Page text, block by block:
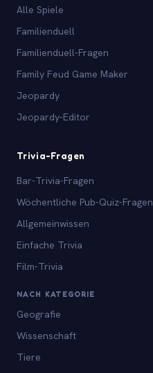
Alle Spiele
Familienduell
Familienduell-Fragen
Family Feud Game Maker
Jeopardy
Jeopardy-Editor
Trivia-Fragen
Bar-Trivia-Fragen
Wöchentliche Pub-Quiz-Fragen
Allgemeinwissen
Einfache Trivia
Film-Trivia
NACH KATEGORIE
Geografie
Wissenschaft
Tiere